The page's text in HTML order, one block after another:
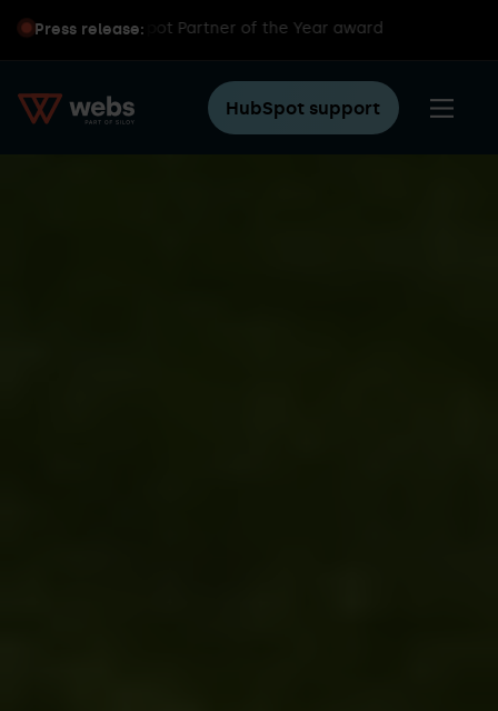
Press release:
global HubSpot Partner of the Year award
HubSpot support